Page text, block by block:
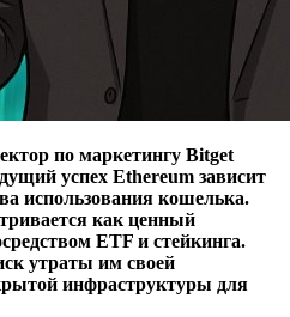
по маркетингу Bitget
успех Ethereum зависит
использования кошелька.
как ценный
ETF и стейкинга.
утраты им своей
инфраструктуры для